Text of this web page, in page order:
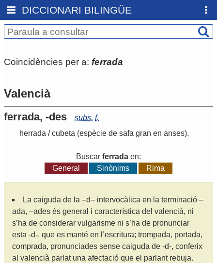
DICCIONARI BILINGÜE
Coincidències per a: ferrada
Valencià
ferrada, -des subs. f.
herrada /cubeta (espècie de safa gran en anses).
Buscar ferrada en:
General
Sinònims Rima
La caiguda de la –d– intervocàlica en la terminació –
ada, –ades és general i característica del valencià, ni
s’ha de considerar vulgarisme ni s’ha de pronunciar
esta -d-, que es manté en l’escritura; trompada, portada,
comprada, pronunciades sense caiguda de -d-, conferix
al valencià parlat una afectació que el parlant rebuja.